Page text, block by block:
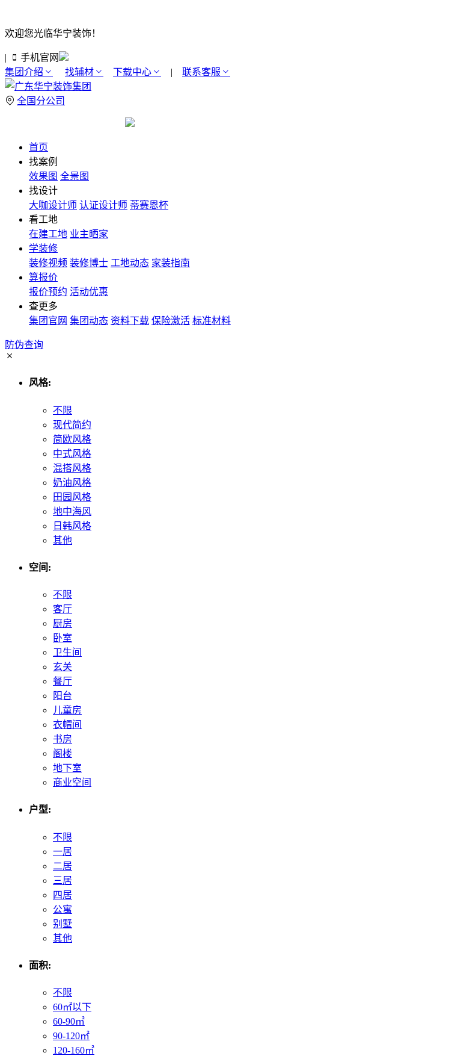
欢迎您光临华宁装饰！
|
手机官网
集团介绍
找辅材 下载中心 | 联系客服
全国分公司
首页
找案例
效果图 全景图
找设计
大咖设计师 认证设计师 蒂赛恩杯
看工地
在建工地 业主晒家
学装修
装修视频 装修博士 工地动态 家装指南
算报价
报价预约 活动优惠
查更多
集团官网 集团动态 资料下载 保险激活 标准材料
防伪查询
风格:
不限
现代简约
简欧风格
中式风格
混搭风格
奶油风格
田园风格
地中海风
日韩风格
其他
空间:
不限
客厅
厨房
卧室
卫生间
玄关
餐厅
阳台
儿童房
衣帽间
书房
阁楼
地下室
商业空间
户型:
不限
一居
二居
三居
四居
公寓
别墅
其他
面积:
不限
60㎡以下
60-90㎡
90-120㎡
120-160㎡